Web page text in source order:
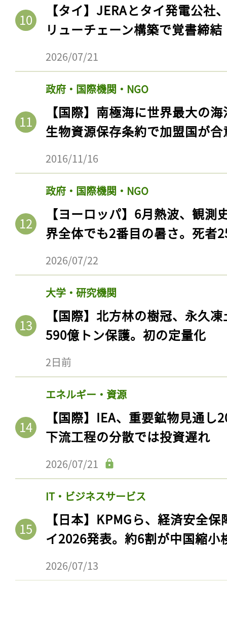
【タイ】JERAとタイ発電公社
リューチェーン構築で覚書締結
2026/07/21
政府・国際機関・NGO
【国際】南極海に世界最大の
生物資源保存条約で加盟国が合
2016/11/16
政府・国際機関・NGO
【ヨーロッパ】6月熱波、観
界全体でも2番目の暑さ。死者
2026/07/22
大学・研究機関
【国際】北方林の樹冠、永久
590億トン保護。初の定量化
2日前
エネルギー・資源
【国際】IEA、重要鉱物見通
下流工程の分散では投資遅れ
2026/07/21
IT・ビジネスサービス
【日本】KPMGら、経済安全
イ2026発表。約6割が中国縮小
2026/07/13